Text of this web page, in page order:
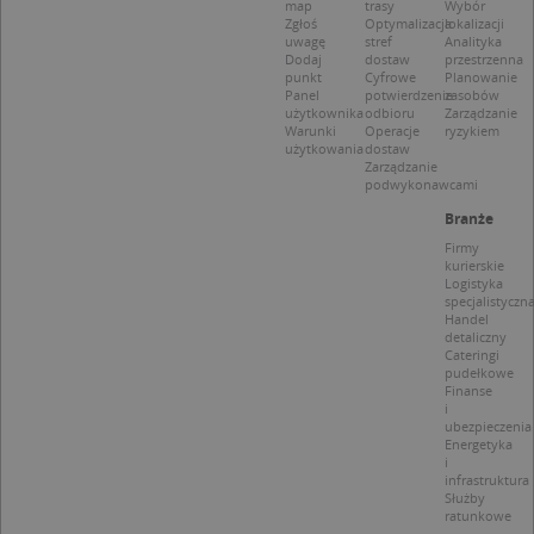
map
Zgłoś
uwagę
Dodaj
punkt
Panel
użytkownika
Warunki
użytkowania
trasy
Optymalizacja
stref
dostaw
Cyfrowe
potwierdzenie
odbioru
Operacje
dostaw
Zarządzanie
podwykonawcami
Wybór
lokalizacji
Analityka
przestrzenna
Planowanie
zasobów
Zarządzanie
ryzykiem
Branże
Firmy
kurierskie
Logistyka
specjalistyczna
Handel
detaliczny
Cateringi
pudełkowe
Finanse
i
ubezpieczenia
Energetyka
i
infrastruktura
Służby
ratunkowe
Niesklasyfikowane
Niezbędne pliki cookie umożliwiają korzystanie z
podstawowych funkcji strony internetowej, takich
jak logowanie użytkownika i zarządzanie kontem.
Bez niezbędnych plików cookie nie można
prawidłowo korzystać ze strony internetowej.
Okres
przechowywania
Sesja
1 rok 1 miesiąc